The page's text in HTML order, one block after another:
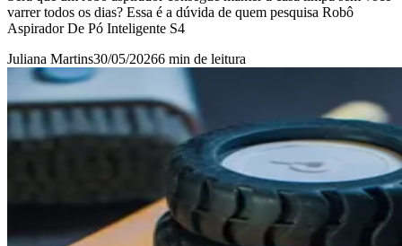
varrer todos os dias? Essa é a dúvida de quem pesquisa Robô
Aspirador De Pó Inteligente S4
Juliana Martins30/05/20266 min de leitura